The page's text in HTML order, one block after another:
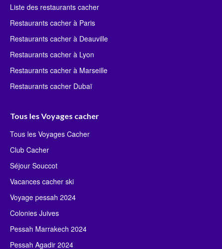
Liste des restaurants cacher
Restaurants cacher à Paris
Restaurants cacher à Deauville
Restaurants cacher à Lyon
Restaurants cacher à Marseille
Restaurants cacher Dubaï
Tous les Voyages cacher
Tous les Voyages Cacher
Club Cacher
Séjour Souccot
Vacances cacher ski
Voyage pessah 2024
Colonies Juives
Pessah Marrakech 2024
Pessah Agadir 2024